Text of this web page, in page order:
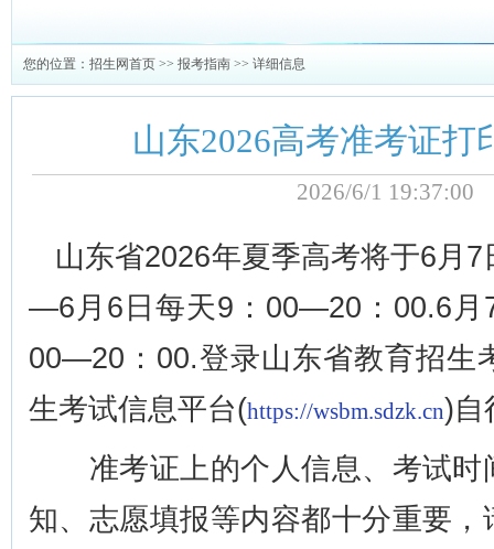
您的位置： 招生网首页 >> 报考指南 >> 详细信息
山东2026高考准考证打
2026/6/1 19:37:00
山东省2026年夏季高考将于6月7
—6月6日每天9：00—20：00.6
00—20：00.登录山东省教育招生
生考试信息平台(https://wsbm.sdzk.cn)自
准考证上的个人信息、考试时
知、志愿填报等内容都十分重要